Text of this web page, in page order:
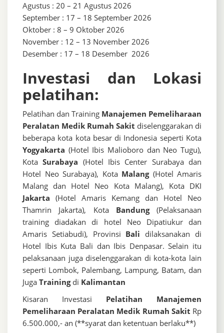
Agustus : 20 – 21 Agustus 2026
September : 17 – 18 September 2026
Oktober : 8 – 9 Oktober 2026
November : 12 – 13 November 2026
Desember : 17 – 18 Desember 2026
Investasi dan Lokasi
pelatihan:
Pelatihan dan Training Manajemen Pemeliharaan
Peralatan Medik Rumah Sakit diselenggarakan di
beberapa kota kota besar di Indonesia seperti Kota
Yogyakarta (Hotel Ibis Malioboro dan Neo Tugu),
KotaSurabaya (Hotel Ibis Center Surabaya dan
Hotel Neo Surabaya), Kota Malang(Hotel Amaris
Malang dan Hotel Neo Kota Malang), Kota DKI
Jakarta (Hotel Amaris Kemang dan Hotel Neo
Thamrin Jakarta), Kota Bandung(Pelaksanaan
training diadakan di hotel Neo Dipatiukur dan
Amaris Setiabudi), Provinsi Bali dilaksanakan di
Hotel Ibis Kuta Bali dan Ibis Denpasar. Selain itu
pelaksanaan juga diselenggarakan di kota-kota lain
seperti Lombok, Palembang, Lampung, Batam, dan
Juga Trainingdi Kalimantan
Kisaran Investasi Pelatihan Manajemen
Pemeliharaan Peralatan Medik Rumah Sakit Rp
6.500.000,- an (**syarat dan ketentuan berlaku**)